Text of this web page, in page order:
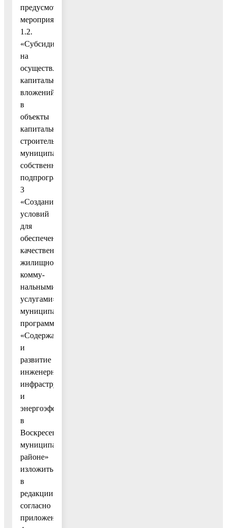
предусмотрено
мероприятием
1.2.
«Субсидии
на
осуществление
капитальных
вложений
в
объекты
капитального
строительства
муниципальной
собственности
подпрограммы
3
«Создание
условий
для
обеспечения
качественными
жилищно-
комму-
нальными
услугами»
муниципальной
программы
«Содержание
и
развитие
инженерной
инфраструктуры
и
энергоэффективности
в
Воскресенском
муниципальном
районе»
изложить
в
редакции
согласно
приложению